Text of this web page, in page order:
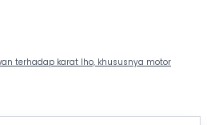
terhadap karat lho, khususnya motor